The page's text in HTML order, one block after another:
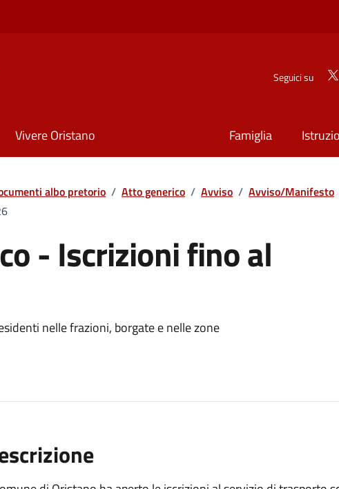
Seguici su
Vivere Oristano Famiglia
albo pretorio / Atto generico / Avviso / Avviso/Manifesto
- Iscrizioni fino al
nelle frazioni, borgate e nelle zone